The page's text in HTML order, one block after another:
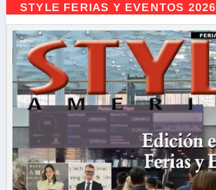
STYLE FERIAS Y EVENTOS 2026